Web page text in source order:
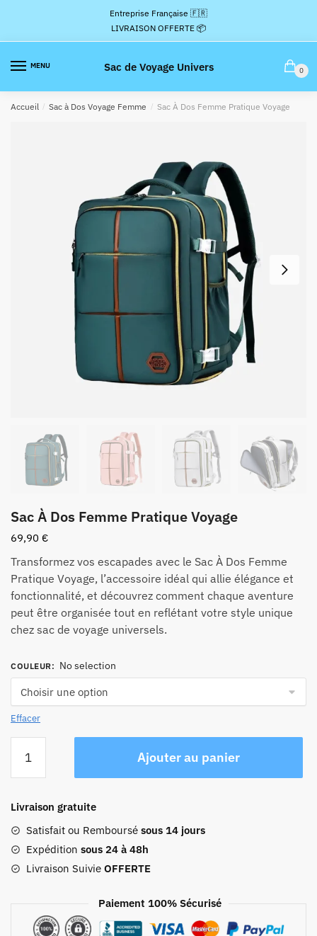
la
navigation
contenu
Entreprise Française 🇫🇷
LIVRAISON OFFERTE 📦
MENU Sac de Voyage Univers 0
Accueil / Sac à Dos Voyage Femme / Sac À Dos Femme Pratique Voyage
Sac À Dos Femme Pratique Voyage
69,90 €
Transformez vos escapades avec le Sac À Dos Femme
Pratique Voyage, l’accessoire idéal qui allie élégance et
fonctionnalité, et découvrez comment chaque aventure
peut être organisée tout en reflétant votre style unique
chez sac de voyage universels.
COULEUR: No selection
Effacer
Sac
Dos
Femme
Pratique
Voyage
Ajouter au panier
Livraison gratuite
Satisfait ou Remboursé sous 14 jours
Expédition sous 24 à 48h
Livraison Suivie OFFERTE
Paiement 100% Sécurisé